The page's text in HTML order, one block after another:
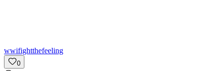
wwifightthefeeling
0